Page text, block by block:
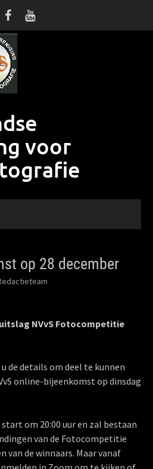
voor
op 28 december
itslag NVvS Fotocompetitie
de details om deel te kunnen
online-bijeenkomst op dinsdag
om 20:00 uur en zal bestaan
van de Fotocompetitie
van de winnaars. Maar vanaf